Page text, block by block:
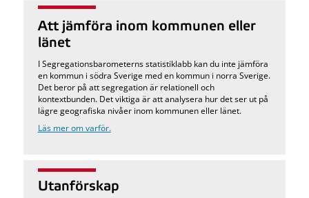
Att jämföra inom kommunen eller
länet
I Segregationsbarometerns statistiklabb kan du inte jämföra
en kommun i södra Sverige med en kommun i norra Sverige.
Det beror på att segregation är relationell och
kontextbunden. Det viktiga är att analysera hur det ser ut på
lägre geografiska nivåer inom kommunen eller länet.
Läs mer om varför.
Utanförskap